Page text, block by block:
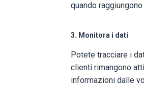
quando
3. Monitora i dati
Potete tracciare i
clienti rimangono
informazioni dalle